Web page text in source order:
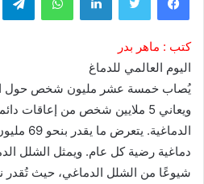
كتب : ماهر بدر
اليوم العالمي للدماغ
يُصاب خمسة عشر مليون شخص حول
ويعاني 5 ملايين شخص من إعاقات
دماغية رضية كل عام. ويمثل الشلل